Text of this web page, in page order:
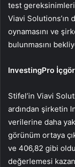
test gereksinimleri
Viavi Solutions’ın
oynamasını ve
bulunmasını
InvestingPro
Stifel’in Viavi
ardından şirketin
verilerine daha
görünüm ortaya
ve 406,82 gibi
değerlemesi